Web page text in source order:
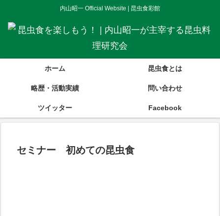
内山昭一 Official Website | 昆虫食彩館
ホーム 昆虫食とは
略歴・活動実績 問い合わせ
ツイッター Facebook
セミナー 初めての昆虫食